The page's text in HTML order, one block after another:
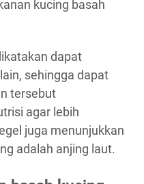
kucing basah
dapat
sehingga dapat
tersebut
agar lebih
juga menunjukkan
adalah anjing laut.